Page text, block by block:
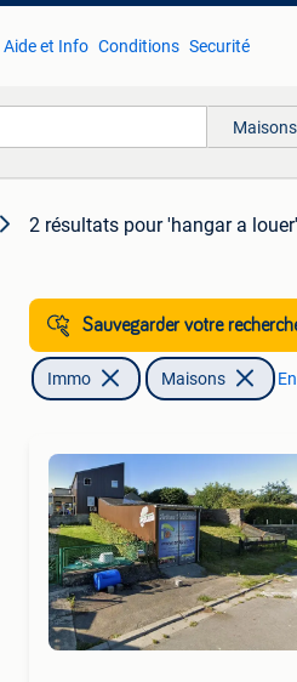
Aide et Info Conditions Securité
2 résultats pour 'hangar a louer'
Sauvegarder votre
Immo Maisons